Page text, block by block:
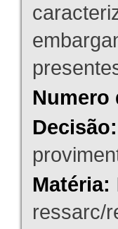
Numero
Decisão:
Matéria:
ressarc/